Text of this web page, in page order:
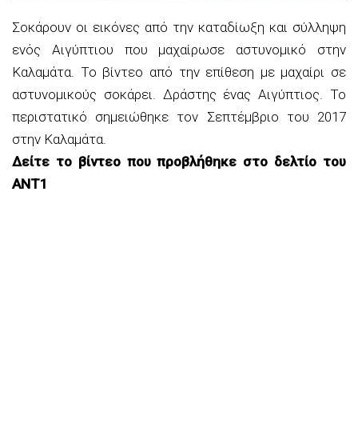
Σοκάρουν οι εικόνες από την καταδίωξη και σύλληψη
ενός Αιγύπτιου που μαχαίρωσε αστυνομικό στην
Καλαμάτα. Το βίντεο από την επίθεση με μαχαίρι σε
αστυνομικούς σοκάρει. Δράστης ένας Αιγύπτιος. Το
περιστατικό σημειώθηκε τον Σεπτέμβριο του 2017
στην Καλαμάτα.
Δείτε το βίντεο που προβλήθηκε στο δελτίο του
ΑΝΤ1